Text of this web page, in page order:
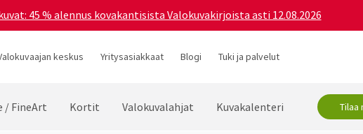
45 % alennus kovakantisista Valokuvakirjoista asti 12.08.2026
keskus Yritysasiakkaat Blogi Tuki ja palvelut
/ FineArt Kortit Valokuvalahjat Kuvakalenteri Tilaa